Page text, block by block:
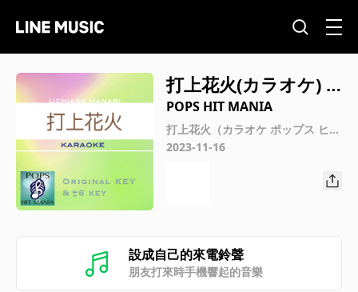
打上花火(カラオケ) :
Key-2
POPS HIT MANIA
打上花火（カラオケ ポップス ヒッ
ト マニア）
2023-11-16
設成自己的來電鈴聲
朋友打來時手機響起的音樂